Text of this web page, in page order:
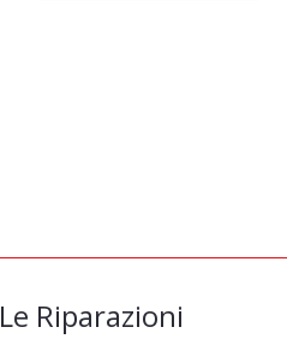
Le Riparazioni